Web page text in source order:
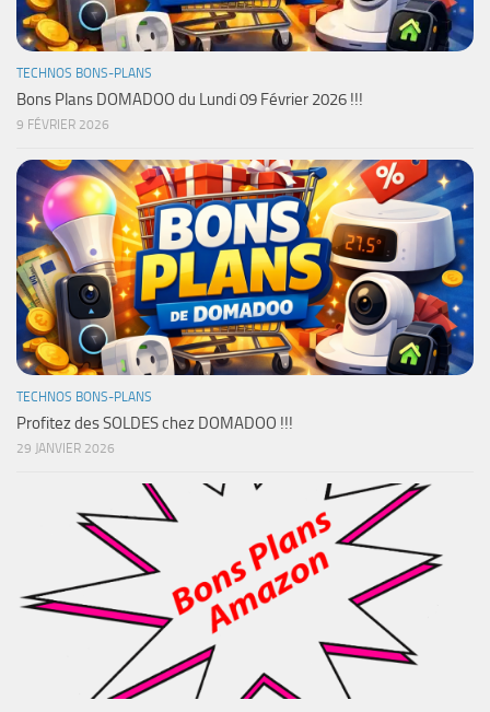
TECHNOS BONS-PLANS
Bons Plans DOMADOO du Lundi 09 Février 2026 !!!
9 FÉVRIER 2026
TECHNOS BONS-PLANS
Profitez des SOLDES chez DOMADOO !!!
29 JANVIER 2026